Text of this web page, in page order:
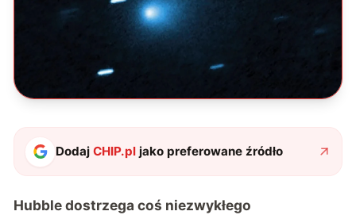
DodajCHIP.pl jako preferowane źródło
Hubble dostrzega coś niezwykłego